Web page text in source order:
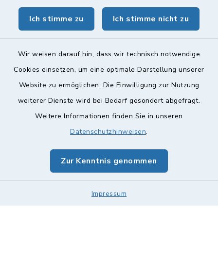
Ich stimme zu Ich stimme nicht zu
Wir weisen darauf hin, dass wir technisch notwendige
Cookies einsetzen, um eine optimale Darstellung unserer
Website zu ermöglichen. Die Einwilligung zur Nutzung
weiterer Dienste wird bei Bedarf gesondert abgefragt.
Weitere Informationen finden Sie in unseren
Datenschutzhinweisen.
Zur Kenntnis genommen
Impressum
geoPortal Lichtenfels
Barrierefreiheit
Impressum
Sitemap